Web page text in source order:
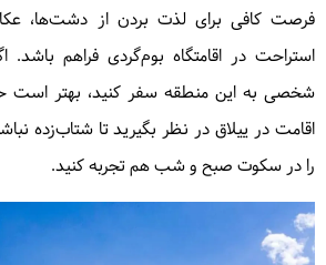
فرصت کافی برای لذت بردن از دشت‌ها،
استراحت در اقامتگاه بوم‌گردی فراهم
شخصی به این منطقه سفر کنید، بهتر است
اقامت در ییلاق در نظر بگیرید تا شتاب‌زده
را در سکوت صبح و شب هم تجربه کنید.